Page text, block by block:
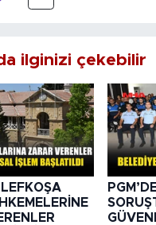
ilginizi çekebilir